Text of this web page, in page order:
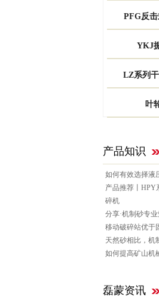
PFG反
YKJ
LZ系列
叶
产品知识
如何有效选择液
产品推荐丨HPY
碎机
分享·机制砂专
移动破碎站优于
天然砂相比，机
如何提高矿山机
磊蒙资讯